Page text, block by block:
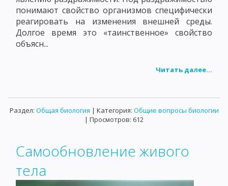
понимают свойство организмов специфически
реагировать на изменения внешней среды.
Долгое время это «таинственное» свойство
объясн...
Читать далее...
Раздел: Общая биология | Категория: Общие вопросы биологии
| Просмотров: 612
Самообновление живого
тела